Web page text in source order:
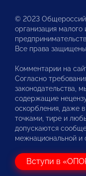
© 2023
организация малого
Все права
Комментарии на
Согласно
законодательства,
содержащие
оскорбления, даже
точками, тире и
допускаются
межнациональной и
Вступи в